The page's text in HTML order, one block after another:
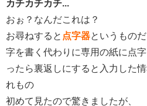
カチカチカチ...
おぉ？なんだこれは？
お尋ねすると 点字器というもの
字を書く代わりに専用の紙に点
ったら裏返しにすると入力した
れもの
初めて見たので驚きましたが、